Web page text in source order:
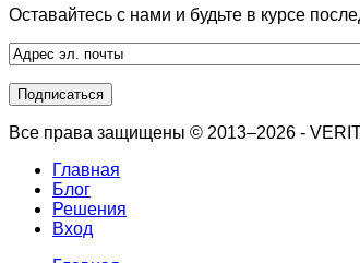
Оставайтесь с нами и будьте в курсе
Все права защищены © 2013–2026 -
Главная
Блог
Решения
Вход